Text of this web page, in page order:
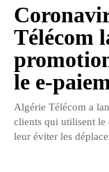
Télécom
le e-
Algérie Télécom a
clients qui utilisent le
leur éviter les